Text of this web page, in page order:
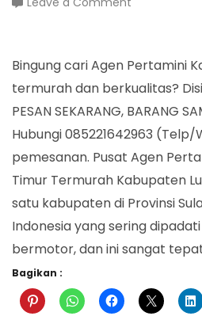
Kabupaten
Luwu
Timur
Bingung cari Agen Pertamini
termurah dan berkualitas?
PESAN SEKARANG, BARANG
Hubungi 085221642963
pemesanan. Pusat Agen
Timur Termurah Kabupaten
satu kabupaten di Provinsi
Indonesia yang sering
bermotor, dan ini sangat
Bagikan :